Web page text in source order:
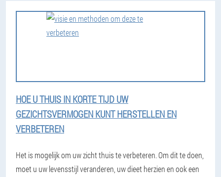
HOE U THUIS IN KORTE TIJD UW
GEZICHTSVERMOGEN KUNT HERSTELLEN EN
VERBETEREN
Het is mogelijk om uw zicht thuis te verbeteren. Om dit te doen,
moet u uw levensstijl veranderen, uw dieet herzien en ook een